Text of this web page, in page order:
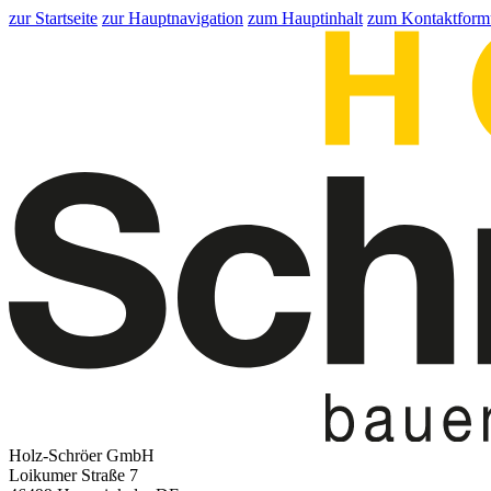
zur Startseite zur Hauptnavigation zum Hauptinhalt zum
Holz-Schröer GmbH
Loikumer Straße 7